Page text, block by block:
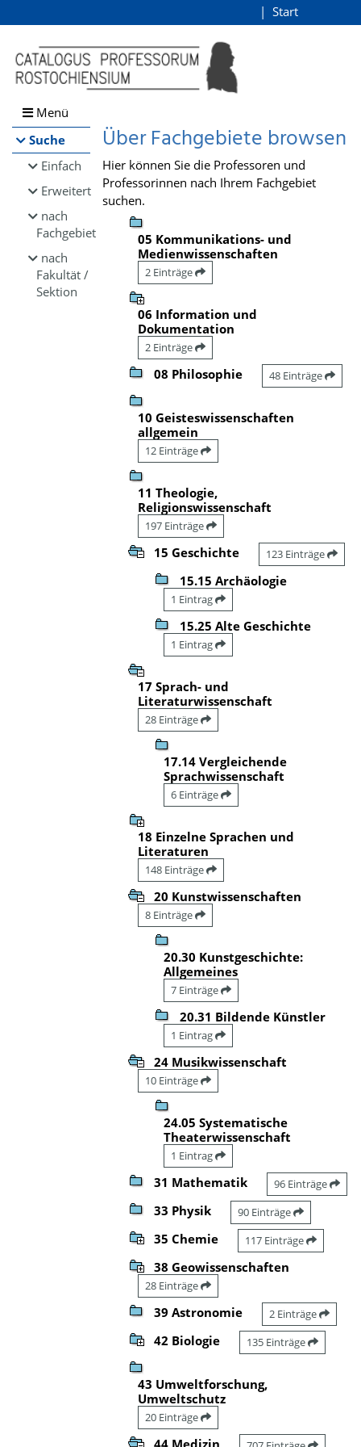
Browsen
direkt zum Inhalt
Start
Menü
Suche
Einfach
Erweitert
nach
Fachgebiet
nach
Fakultät /
Sektion
Über Fachgebiete browsen
Hier können Sie die Professoren und
Professorinnen nach Ihrem Fachgebiet
suchen.
05 Kommunikations- und
Medienwissenschaften
2 Einträge
06 Information und
Dokumentation
2 Einträge
08 Philosophie 48 Einträge
10 Geisteswissenschaften
allgemein
12 Einträge
11 Theologie,
Religionswissenschaft
197 Einträge
15 Geschichte 123 Einträge
15.15 Archäologie
1 Eintrag
15.25 Alte Geschichte
1 Eintrag
17 Sprach- und
Literaturwissenschaft
28 Einträge
17.14 Vergleichende
Sprachwissenschaft
6 Einträge
18 Einzelne Sprachen und
Literaturen
148 Einträge
20 Kunstwissenschaften
8 Einträge
20.30 Kunstgeschichte:
Allgemeines
7 Einträge
20.31 Bildende Künstler
1 Eintrag
24 Musikwissenschaft
10 Einträge
24.05 Systematische
Theaterwissenschaft
1 Eintrag
31 Mathematik 96 Einträge
33 Physik 90 Einträge
35 Chemie 117 Einträge
38 Geowissenschaften
28 Einträge
39 Astronomie 2 Einträge
42 Biologie 135 Einträge
43 Umweltforschung,
Umweltschutz
20 Einträge
44 Medizin